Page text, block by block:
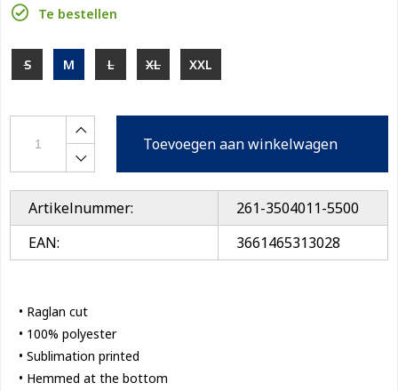
Te bestellen
S M L XL XXL
Toevoegen aan winkelwagen
Artikelnummer:
261-3504011-5500
EAN:
3661465313028
• Raglan cut
• 100% polyester
• Sublimation printed
• Hemmed at the bottom